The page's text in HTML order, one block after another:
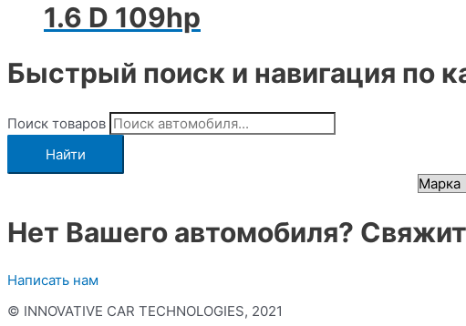
1.6 D 109hp
Быстрый поиск и навигация по
Поиск товаров
Найти
Нет Вашего автомобиля?
Написать нам
© INNOVATIVE CAR TECHNOLOGIES, 2021